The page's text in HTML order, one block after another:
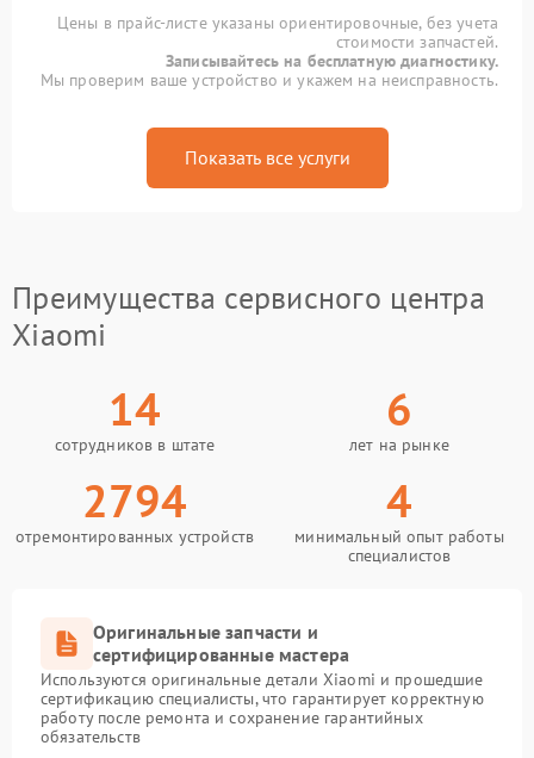
Цены в прайс-листе указаны ориентировочные, без учета
стоимости запчастей.
Записывайтесь на бесплатную диагностику.
Мы проверим ваше устройство и укажем на неисправность.
Показать все услуги
Преимущества сервисного центра
Xiaomi
14
сотрудников в штате
6
лет на рынке
2794
отремонтированных устройств
4
минимальный опыт работы
специалистов
Оригинальные запчасти и
сертифицированные мастера
Используются оригинальные детали Xiaomi и прошедшие
сертификацию специалисты, что гарантирует корректную
работу после ремонта и сохранение гарантийных
обязательств